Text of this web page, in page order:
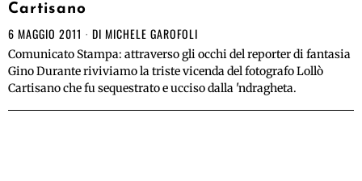
Cartisano
6 MAGGIO 2011 DI MICHELE GAROFOLI
Comunicato Stampa: attraverso gli occhi del reporter di fantasia
Gino Durante riviviamo la triste vicenda del fotografo Lollò
Cartisano che fu sequestrato e ucciso dalla 'ndragheta.